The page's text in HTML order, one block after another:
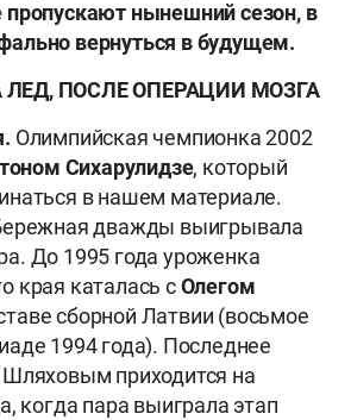
нынешний сезон, в
вернуться в будущем.
ПОСЛЕ ОПЕРАЦИИ МОЗГА
Олимпийская чемпионка 2002
Сихарулидзе, который
в нашем материале.
дважды выигрывала
До 1995 года уроженка
края каталась сОлегом
сборной Латвии (восьмое
1994 года). Последнее
приходится на
когда пара выиграла этап